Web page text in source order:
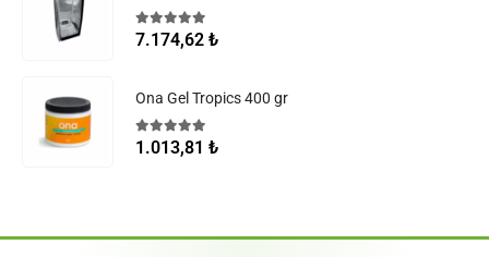
5.005 üzerinden
7.174,62 ₺
Ona Gel Tropics 400 gr
5.005 üzerinden
1.013,81 ₺